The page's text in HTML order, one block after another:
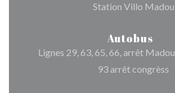
Station Villo Madou
Autobus
Lignes 29, 63, 65, 66, arrêt
93 arrêt congrèss